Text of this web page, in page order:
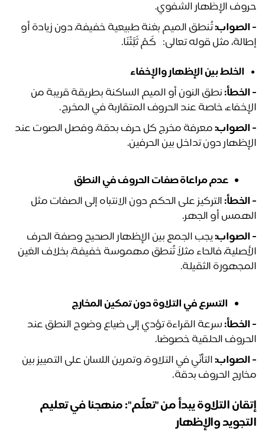
الإظهار الشفوي.
تُنطق الميم بغنة طبيعية خفيفة، دون زيادة أو
مثل قوله تعالى: ﴿كَمْ ثَبَّتْنَا.
الخلط بين الإظهار والإخفاء
خاصة عند الحروف المتقاربة في المخرج.
معرفة مخرج كل حرف بدقة، وفصل الصوت عند
دون تداخل بين الحرفين.
عدم مراعاة صفات الحروف في النطق
التركيز على الحكم دون الانتباه إلى الصفات مثل
أو الجهر.
يجب الجمع بين الإظهار الصحيح وصفة الحرف
الأصلية، فالحاء مثلاً تُنطق مهموسة خفيفة، بخلاف الغين
الثقيلة.
التسرع في التلاوة دون تمكين المخارج
سرعة القراءة تؤدي إلى ضياع وضوح النطق عند
الحلقية خصوصًا.
التأنّي في التلاوة، وتمرين اللسان على التمييز بين
الحروف بدقة.
إتقان التلاوة يبدأ من "تعلّم": منهجنا في تعليم
والإظهار